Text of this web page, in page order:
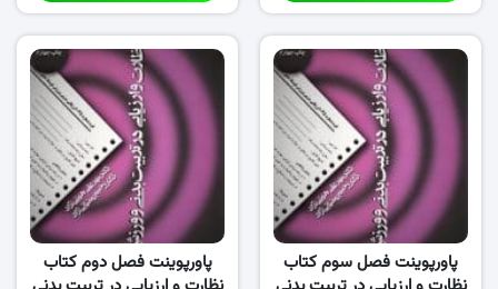
پاورپوینت فصل سوم کتاب
پاورپوینت فصل دوم کتاب